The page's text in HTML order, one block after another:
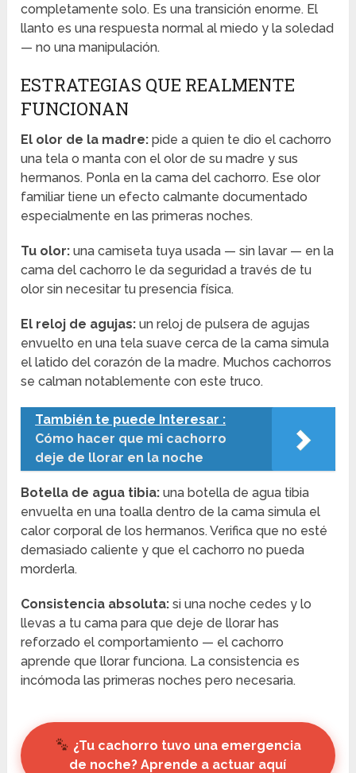
completamente solo. Es una transición enorme. El
llanto es una respuesta normal al miedo y la soledad
— no una manipulación.
ESTRATEGIAS QUE REALMENTE
FUNCIONAN
El olor de la madre: pide a quien te dio el cachorro
una tela o manta con el olor de su madre y sus
hermanos. Ponla en la cama del cachorro. Ese olor
familiar tiene un efecto calmante documentado
especialmente en las primeras noches.
Tu olor: una camiseta tuya usada — sin lavar — en la
cama del cachorro le da seguridad a través de tu
olor sin necesitar tu presencia física.
El reloj de agujas: un reloj de pulsera de agujas
envuelto en una tela suave cerca de la cama simula
el latido del corazón de la madre. Muchos cachorros
se calman notablemente con este truco.
También te puede Interesar :
Cómo hacer que mi cachorro
deje de llorar en la noche
Botella de agua tibia: una botella de agua tibia
envuelta en una toalla dentro de la cama simula el
calor corporal de los hermanos. Verifica que no esté
demasiado caliente y que el cachorro no pueda
morderla.
Consistencia absoluta: si una noche cedes y lo
llevas a tu cama para que deje de llorar has
reforzado el comportamiento — el cachorro
aprende que llorar funciona. La consistencia es
incómoda las primeras noches pero necesaria.
¿Tu cachorro tuvo una emergencia
de noche? Aprende a actuar aquí